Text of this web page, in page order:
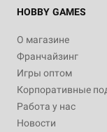
HOBBY GAMES
О магазине
Франчайзинг
Игры оптом
Корпоративные
Работа у нас
Новости